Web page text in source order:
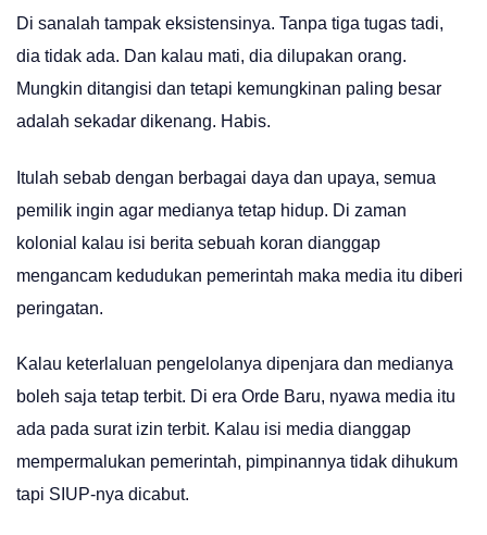
Di sanalah tampak eksistensinya. Tanpa tiga tugas tadi,
dia tidak ada. Dan kalau mati, dia dilupakan orang.
Mungkin ditangisi dan tetapi kemungkinan paling besar
adalah sekadar dikenang. Habis.
Itulah sebab dengan berbagai daya dan upaya, semua
pemilik ingin agar medianya tetap hidup. Di zaman
kolonial kalau isi berita sebuah koran dianggap
mengancam kedudukan pemerintah maka media itu diberi
peringatan.
Kalau keterlaluan pengelolanya dipenjara dan medianya
boleh saja tetap terbit. Di era Orde Baru, nyawa media itu
ada pada surat izin terbit. Kalau isi media dianggap
mempermalukan pemerintah, pimpinannya tidak dihukum
tapi SIUP-nya dicabut.